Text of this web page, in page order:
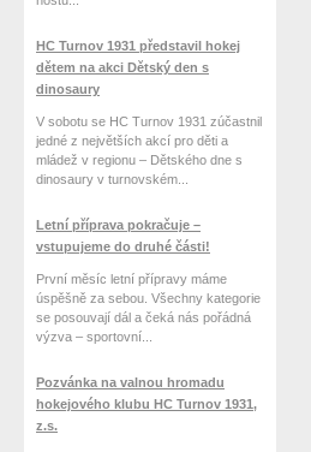
HC Turnov 1931 představil hokej
dětem na akci Dětský den s
dinosaury
V sobotu se HC Turnov 1931 zúčastnil
jedné z největších akcí pro děti a
mládež v regionu – Dětského dne s
dinosaury v turnovském...
Letní příprava pokračuje –
vstupujeme do druhé části!
První měsíc letní přípravy máme
úspěšně za sebou. Všechny kategorie
se posouvají dál a čeká nás pořádná
výzva – sportovní...
Pozvánka na valnou hromadu
hokejového klubu HC Turnov 1931,
z.s.